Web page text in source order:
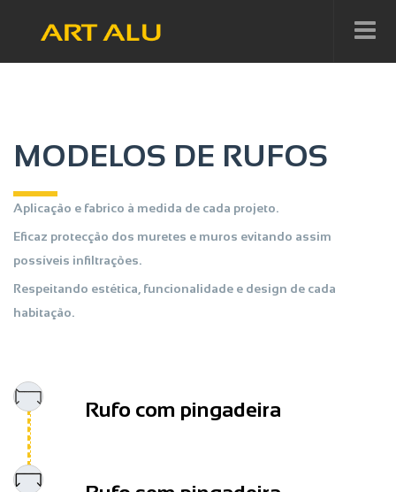
MODELOS DE RUFOS
Aplicação e fabrico à medida de cada projeto.
Eficaz protecção dos muretes e muros evitando assim
possíveis infiltrações.
Respeitando estética, funcionalidade e design de cada
habitação.
Rufo com pingadeira